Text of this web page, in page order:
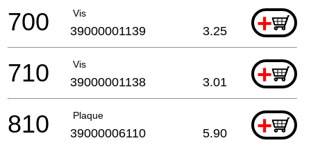
Vis +
700 39000001139 3.25
Vis +
710 39000001138 3.01
Plaque +
810 39000006110 5.90